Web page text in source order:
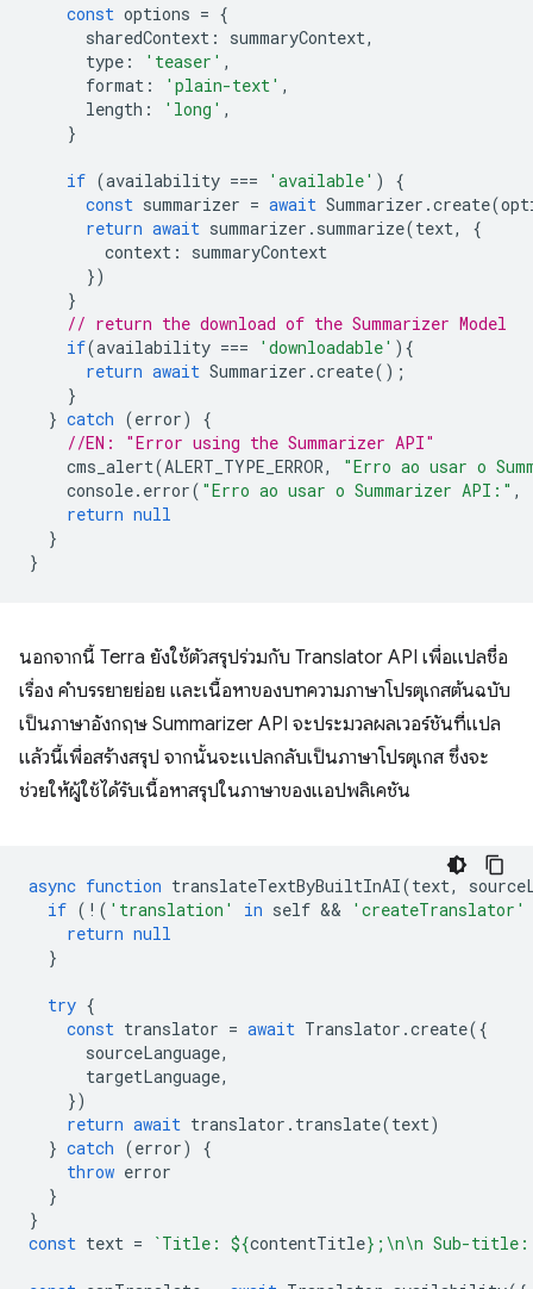
const options = {
sharedContext : summaryContext,
type : 'teaser' ,
format : 'plain-text' ,
length : 'long' ,
}
if (availability === 'available' )
{
const summarizer = await Summarizer .create(
return await summarizer . summarize(text,
{
context :
summaryContext
})
}
// return the download of the Summarizer Model
if(availability === 'downloadable' ){
return await Summarizer .create();
}
} catch (error)
{
//EN: "Error using the Summarizer API"
cms_alert(ALERT_TYPE_ERROR,
"Erro ao usar o
console. error( "Erro ao usar o Summarizer API:" ,
return null
}
}
นอกจากนี้ Terra ยังใช้ตัวสรุปร่วมกับ Translator API เพื่อแปลชื่อ
เรื่อง คำบรรยายย่อย และเนื้อหาของบทความภาษาโปรตุเกสต้นฉบับ
เป็นภาษาอังกฤษ Summarizer API จะประมวลผลเวอร์ชันที่แปล
แล้วนี้เพื่อสร้างสรุป จากนั้นจะแปลกลับเป็นภาษาโปรตุเกส ซึ่งจะ
ช่วยให้ผู้ใช้ได้รับเนื้อหาสรุปในภาษาของแอปพลิเคชัน
async function translateTextByBuiltInAI(text,
if ( ! ( 'translation' in self &&
'createTranslator'
return null
}
try {
const translator = await Translator .create({
sourceLanguage,
targetLanguage,
})
return await translator . translate(text)
} catch (error)
{
throw error
}
}
const text = `Title: ${contentTitle} ;\n\n Sub-